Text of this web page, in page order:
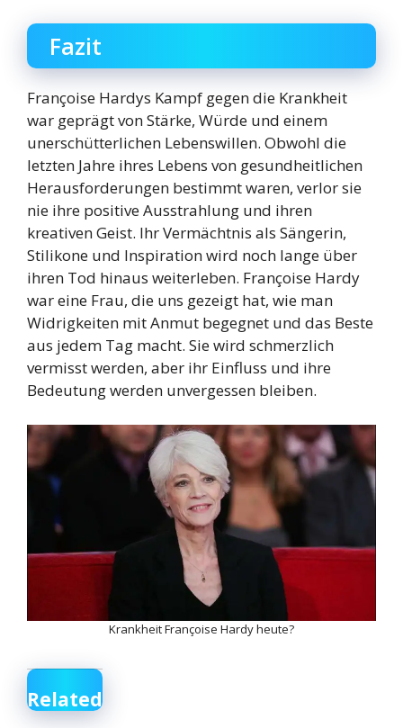
Fazit
Françoise Hardys Kampf gegen die Krankheit
war geprägt von Stärke, Würde und einem
unerschütterlichen Lebenswillen. Obwohl die
letzten Jahre ihres Lebens von gesundheitlichen
Herausforderungen bestimmt waren, verlor sie
nie ihre positive Ausstrahlung und ihren
kreativen Geist. Ihr Vermächtnis als Sängerin,
Stilikone und Inspiration wird noch lange über
ihren Tod hinaus weiterleben. Françoise Hardy
war eine Frau, die uns gezeigt hat, wie man
Widrigkeiten mit Anmut begegnet und das Beste
aus jedem Tag macht. Sie wird schmerzlich
vermisst werden, aber ihr Einfluss und ihre
Bedeutung werden unvergessen bleiben.
Krankheit Françoise Hardy heute?
Related